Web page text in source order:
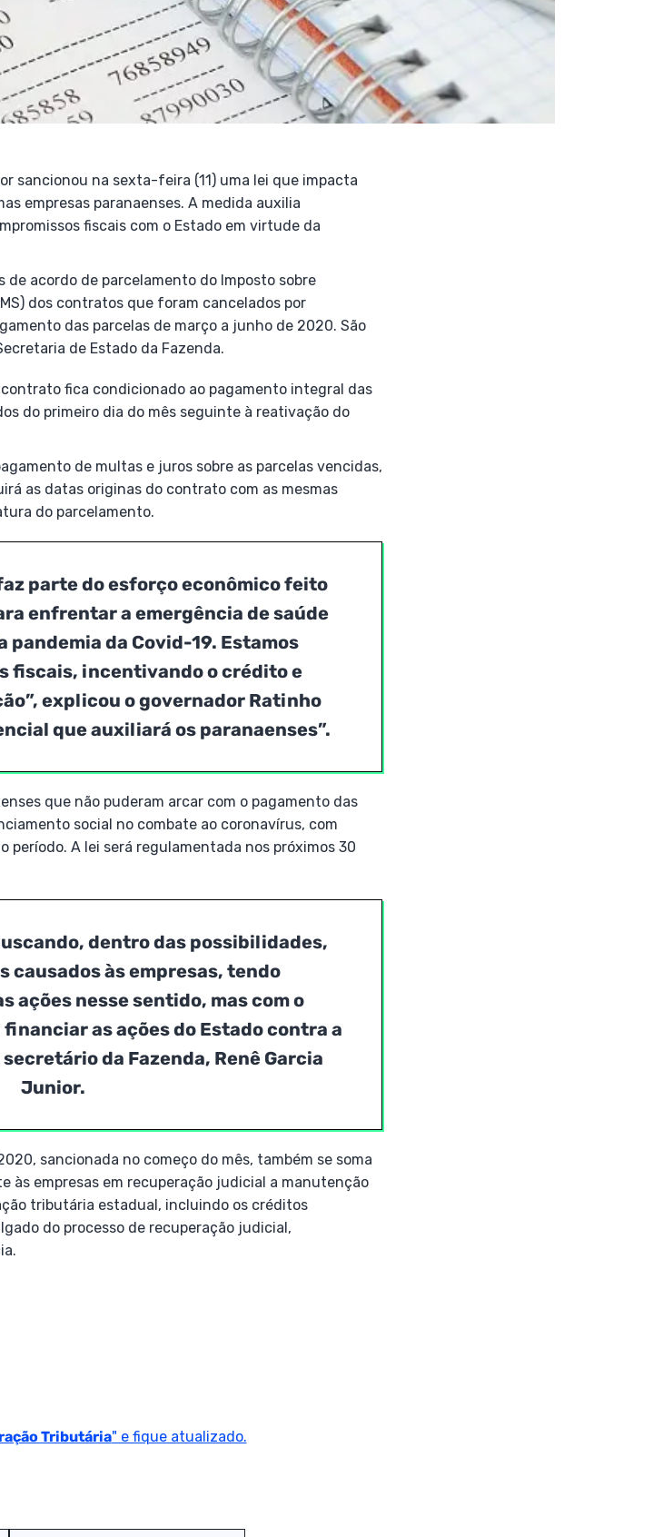
sancionou na sexta-feira (11) uma lei que impacta
empresas paranaenses. A medida auxilia
fiscais com o Estado em virtude da
acordo de parcelamento do Imposto sobre
dos contratos que foram cancelados por
das parcelas de março a junho de 2020. São
de Estado da Fazenda.
fica condicionado ao pagamento integral das
do primeiro dia do mês seguinte à reativação do
de multas e juros sobre as parcelas vencidas,
as datas originas do contrato com as mesmas
do parcelamento.
parte do esforço econômico feito
enfrentar a emergência de saúde
da Covid-19. Estamos
fiscais, incentivando o crédito e
explicou o governador Ratinho
que auxiliará os paranaenses”.
que não puderam arcar com o pagamento das
social no combate ao coronavírus, com
A lei será regulamentada nos próximos 30
dentro das possibilidades,
causados às empresas, tendo
ações nesse sentido, mas com o
as ações do Estado contra a
da Fazenda, Renê Garcia
Junior.
sancionada no começo do mês, também se soma
às empresas em recuperação judicial a manutenção
tributária estadual, incluindo os créditos
do processo de recuperação judicial,
Tributária" e fique atualizado.